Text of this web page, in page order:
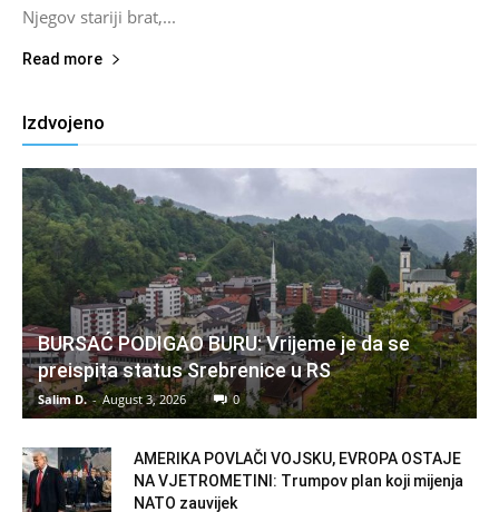
Njegov stariji brat,...
Read more
Izdvojeno
BURSAĆ PODIGAO BURU: Vrijeme je da se
preispita status Srebrenice u RS
Salim D. - August 3, 2026 0
AMERIKA POVLAČI VOJSKU, EVROPA OSTAJE
NA VJETROMETINI: Trumpov plan koji mijenja
NATO zauvijek